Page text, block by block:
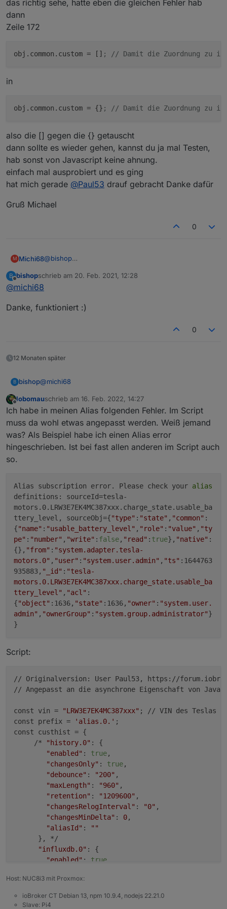
2021-02-10 21:30:11.240 - warn:
kann gerade nicht den Teil des Scriptes liefern da ich
das richtig sehe, hatte eben die gleichen Fehler hab
dann
Zeile 172
obj.common.custom = [] ; // Damit die Zuordnung zu
in
obj.common.custom = {} ; // Damit die Zuordnung zu
also die [] gegen die {} getauscht
dann sollte es wieder gehen, kannst du ja mal Testen,
hab sonst von Javascript keine ahnung.
einfach mal ausprobiert und es ging
hat mich gerade @Paul53 drauf gebracht Danke dafür
Gruß Michael
0
M Michi68@bishop
ich das richtig sehe, hatte eben die gleichen Fehler
einfach mal ausprobiert und es ging
B
Offline
bishopschrieb am 20. Feb. 2021, 12:28
zuletzt editiert von
@michi68
Danke, funktioniert :)
0
12 Monaten später
B bishop@michi68
Danke, funktioniert :)
Offline
lobomauschrieb am 16. Feb. 2022, 14:27
zuletzt editiert von
Ich habe in meinen Alias folgenden Fehler. Im Script
muss da wohl etwas angepasst werden. Weiß jemand
was? Als Beispiel habe ich einen Alias error
hingeschrieben. Ist bei fast allen anderen im Script auch
so.
Alias subscription error. Please check your alias
definitions: sourceId=tesla-
motors.0.LRW3E7EK4MC387xxx.charge_state.usable_ba
ttery_level, sourceObj={"type" : "state" , "common" :
{"name" : "usable_battery_level" , "role" : "value" , "ty
pe" : "number" , "write" : false, "read" : true}, "native" :
{}, "from" : "system.adapter.tesla-
motors.0" , "user" : "system.user.admin" , "ts" :1644763
935883, "_id" : "tesla-
motors.0.LRW3E7EK4MC387xxx.charge_state.usable_ba
ttery_level" , "acl" :
{"object" :1636, "state" :1636, "owner" : "system.user.
admin" , "ownerGroup" : "system.group.administrator"}
}
Script:
// Originalversion: User Paul53, https://
// Angepasst an die asynchrone Eigenschaft von
const vin = "LRW3E7EK4MC387xxx" ; // VIN des Teslas
const prefix =
'alias.0.' ;
const custhist = {
     /*
"history.0" : {
"enabled" : true,
"changesOnly" : true,
"debounce" : "200" ,
"maxLength" : "960" ,
"retention" : "1209600" ,
"changesRelogInterval" : "0" ,
"changesMinDelta" : 0,
"aliasId" :
""
      }, */
"influxdb.0" : {
"enabled" : true
"debounce"
"retention"
"63072000" ,
"changesRelogInterval"
Host: NUC8i3 mit Proxmox:
ioBroker CT Debian 13, npm 10.9.4, nodejs 22.21.0
Slave: Pi4